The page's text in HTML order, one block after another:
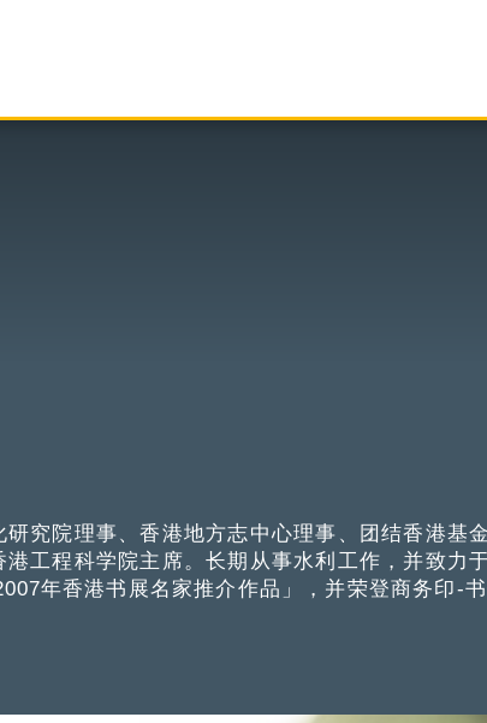
究院理事、香港地方志中心理事、团结香港基
工程科学院主席。长期从事水利工作，并致力
年香港书展名家推介作品」，并荣登商务印-